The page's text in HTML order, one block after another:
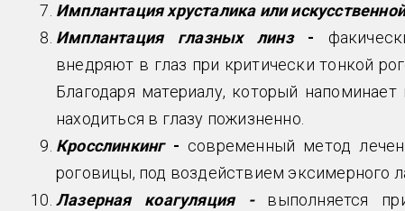
Имплантация хрусталика или
Имплантация глазных линз -
внедряют в глаз при критически тонкой
Благодаря материалу, который
находиться в глазу пожизненно.
Кросслинкинг - современный метод
роговицы, под воздействием эксимерного
Лазерная коагуляция -
выполняется